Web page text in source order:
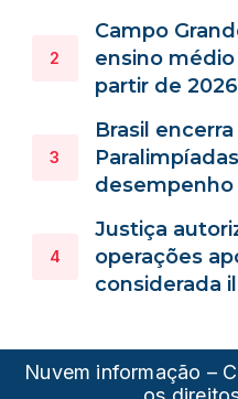
Campo
ensino
partir de 2026
Brasil
Justiça
operações
considerada
Nuvem informação –